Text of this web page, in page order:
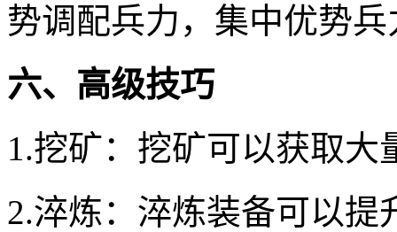
势调配兵力，集中优势
六、高级技巧
1.挖矿：挖矿可以获取
2.淬炼：淬炼装备可以